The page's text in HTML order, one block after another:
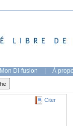
Mon DI-fusion | À
Citer